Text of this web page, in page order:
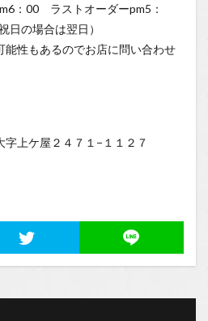
：00 ラストオーダーpm5：
の場合は翌日）
能性もあるのでお店に問い合わせ
上ケ屋２４７１−１１２７